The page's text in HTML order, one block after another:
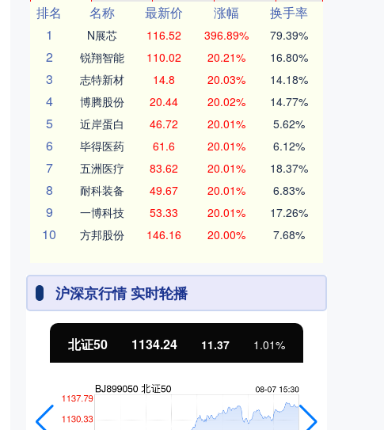
排名
名称 最新价 涨幅
换手率
1
N展芯 116.52 396.89% 79.39%
2 锐翔智能 110.02 20.21% 16.80%
3 志特新材 14.8 20.03% 14.18%
4 博腾股份 20.44 20.02% 14.77%
5 近岸蛋白 46.72 20.01% 5.62%
6 毕得医药 61.6 20.01% 6.12%
7 五洲医疗 83.62 20.01% 18.37%
8 耐科装备 49.67 20.01% 6.83%
9 一博科技 53.33 20.01% 17.26%
10 方邦股份 146.16 20.00% 7.68%
沪深京行情 实时轮播
北证50 1134.24 11.37 1.01%